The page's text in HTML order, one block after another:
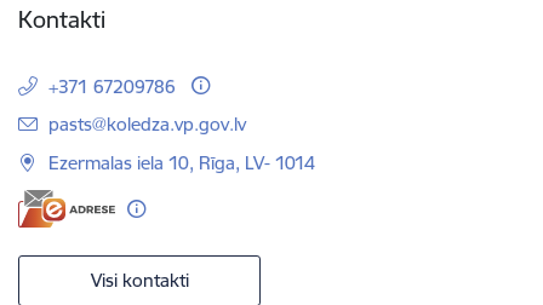
Kontakti
+371 67209786
E-pasts:
pasts@koledza.vp.gov.lv
Ezermalas iela 10, Rīga, LV- 1014
Visi kontakti